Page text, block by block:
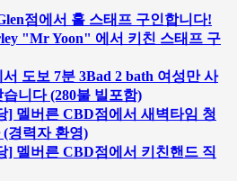
점에서 홀 스태프 구인합니다!
"Mr Yoon" 에서 키친 스태프 구
도보 7분 3Bad 2 bath 여성만 사
니다 (280불 빌포함)
] 멜버른 CBD점에서 새벽타임 청
경력자 환영)
] 멜버른 CBD점에서 키친핸드 직